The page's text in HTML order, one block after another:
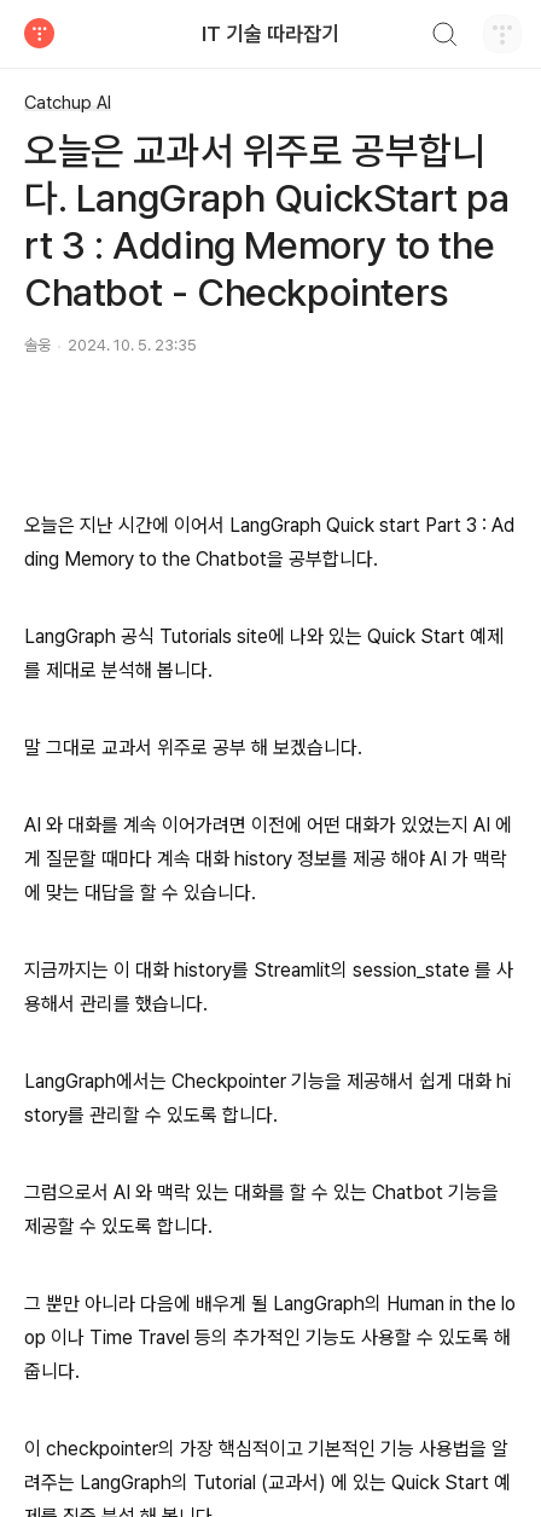
IT 기술 따라잡기
Catchup AI
오늘은 교과서 위주로 공부합니
다. LangGraph QuickStart pa
rt 3 : Adding Memory to the
Chatbot - Checkpointers
솔웅 2024. 10. 5. 23:35
오늘은 지난 시간에 이어서 LangGraph Quick start Part 3 : Ad
ding Memory to the Chatbot을 공부합니다.
LangGraph 공식 Tutorials site에 나와 있는 Quick Start 예제
를 제대로 분석해 봅니다.
말 그대로 교과서 위주로 공부 해 보겠습니다.
AI 와 대화를 계속 이어가려면 이전에 어떤 대화가 있었는지 AI 에
게 질문할 때마다 계속 대화 history 정보를 제공 해야 AI 가 맥락
에 맞는 대답을 할 수 있습니다.
지금까지는 이 대화 history를 Streamlit의 session_state 를 사
용해서 관리를 했습니다.
LangGraph에서는 Checkpointer 기능을 제공해서 쉽게 대화 hi
story를 관리할 수 있도록 합니다.
그럼으로서 AI 와 맥락 있는 대화를 할 수 있는 Chatbot 기능을
제공할 수 있도록 합니다.
그 뿐만 아니라 다음에 배우게 될 LangGraph의 Human in the lo
op 이나 Time Travel 등의 추가적인 기능도 사용할 수 있도록 해
줍니다.
이 checkpointer의 가장 핵심적이고 기본적인 기능 사용법을 알
려주는 LangGraph의 Tutorial (교과서) 에 있는 Quick Start 예